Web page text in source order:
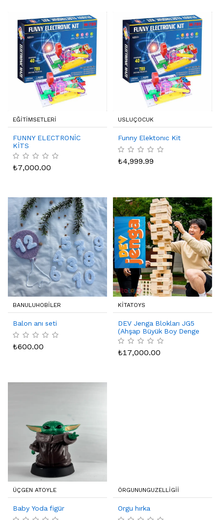
EĞİTİMSETLERİ
FUNNY ELECTRONİC
KİTS
₺7,000.00
USLUÇOCUK
Funny Elektonıc Kit
₺4,999.99
BANULUHOBILER
Balon anı seti
₺600.00
KITATOYS
DEV Jenga Blokları JG5
(Ahşap Büyük Boy Denge
Oyunu) Jumbo
₺17,000.00
ÜÇGEN ATOYLE
Baby Yoda figür
ÖRGUNUNGUZELLIGII
Orgu hırka